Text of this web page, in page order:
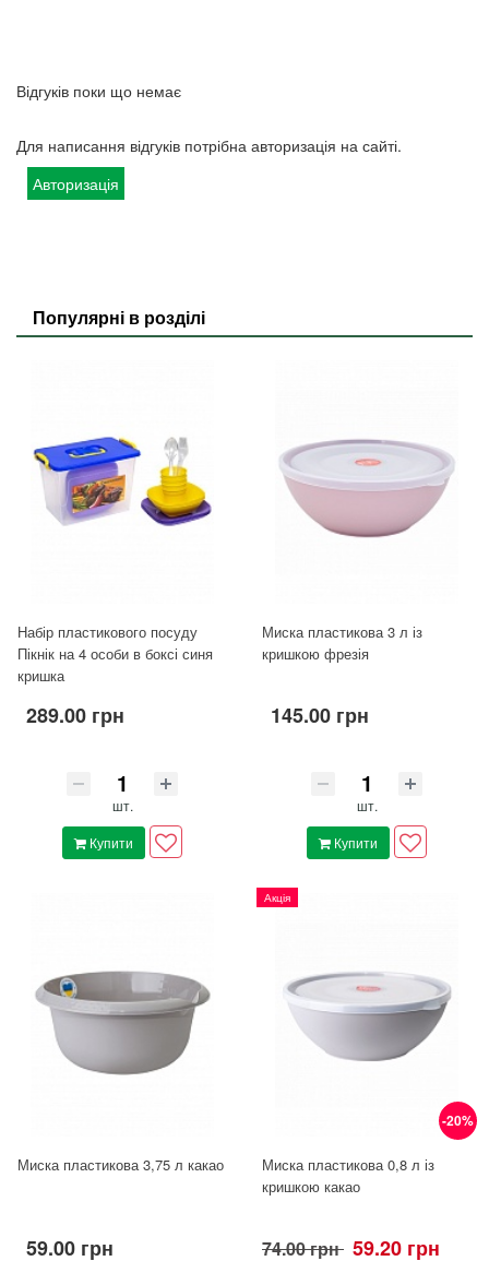
Відгуків поки що немає
Для написання відгуків потрібна авторизація на сайті.
Авторизація
Популярні в розділі
Набір пластикового посуду
Пікнік на 4 особи в боксі синя
кришка
289.00 грн
шт.
Купити
Миска пластикова 3 л із
кришкою фрезія
145.00 грн
шт.
Купити
Миска пластикова 3,75 л какао
59.00 грн
-20%
Акція
Миска пластикова 0,8 л із
кришкою какао
74.00 грн 59.20 грн